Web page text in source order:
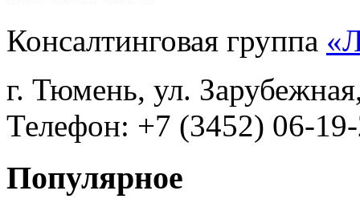
Консалтинговая группа
г. Тюмень, ул.
Телефон: +7 (3452) 06-
Популярное